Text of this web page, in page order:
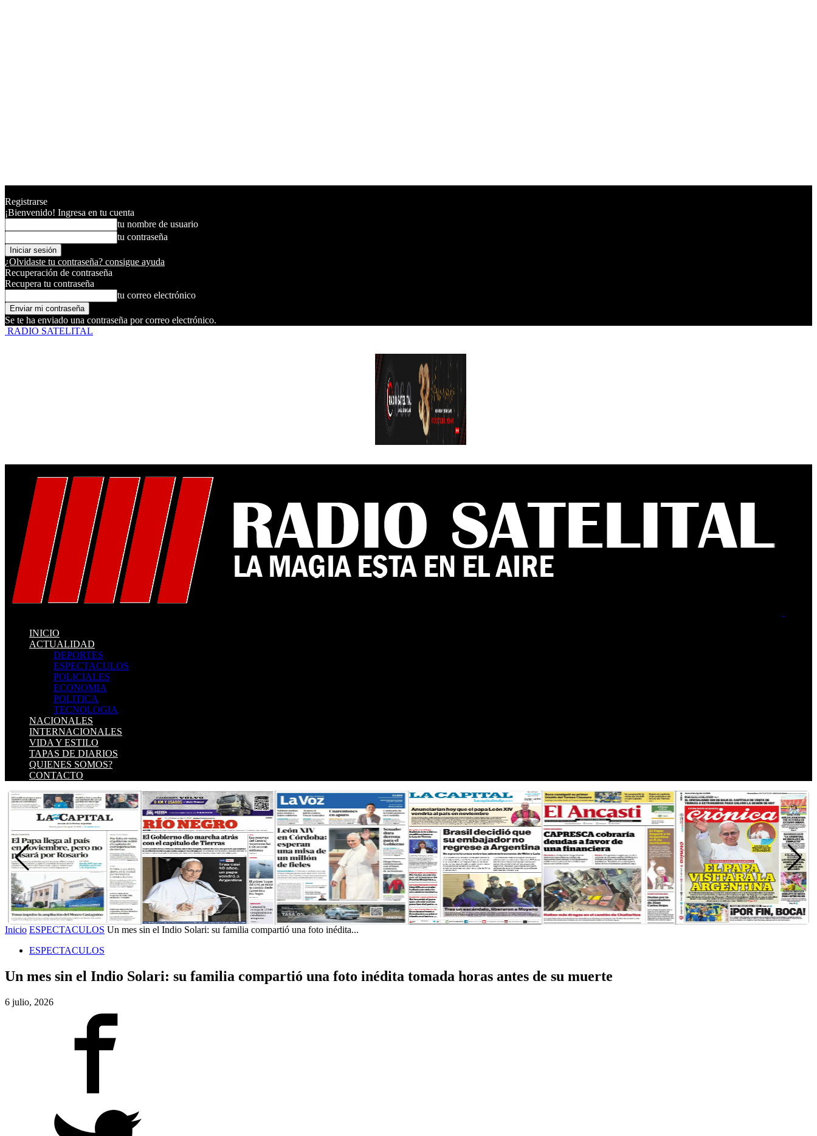
Registrarse
¡Bienvenido! Ingresa en tu cuenta
tu nombre de usuario
tu contraseña
¿Olvidaste tu contraseña? consigue ayuda
Recuperación de contraseña
Recupera tu contraseña
tu correo electrónico
Se te ha enviado una contraseña por correo electrónico.
RADIO SATELITAL
INICIO
ACTUALIDAD
DEPORTES
ESPECTACULOS
POLICIALES
ECONOMIA
POLITICA
TECNOLOGIA
NACIONALES
INTERNACIONALES
VIDA Y ESTILO
TAPAS DE DIARIOS
QUIENES SOMOS?
CONTACTO
Inicio ESPECTACULOS Un mes sin el Indio Solari: su familia compartió una foto inédita...
ESPECTACULOS
Un mes sin el Indio Solari: su familia compartió una foto inédita tomada horas antes de su muerte
6 julio, 2026